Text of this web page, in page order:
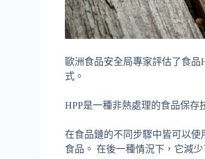
歐洲食品安全局專家評估了食
式。
HPP是一種非熱處理的食品保
在食品鏈的不同步驟中皆可以使
食品。 在後一種情況下，它減